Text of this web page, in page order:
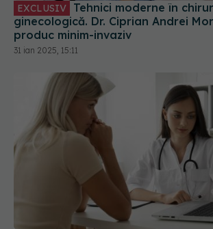
31 ian 2025, 15:11
Dr. Emel Nuraltay: Depistăm
28 mar 2025, 12:21